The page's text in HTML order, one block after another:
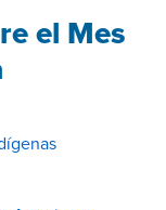
el Mes